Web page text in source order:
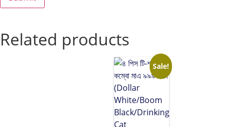
Related products
Sale!